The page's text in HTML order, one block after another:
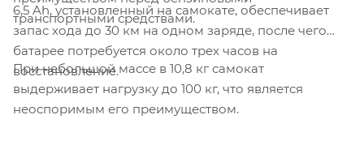
транспортными средствами.
6,5 Ah, установленный на самокате, обеспечивает
запас хода до 30 км на одном заряде, после чего
батарее потребуется около трех часов на
восстановление.
При небольшой массе в 10,8 кг самокат
выдерживает нагрузку до 100 кг, что является
неоспоримым его преимуществом.